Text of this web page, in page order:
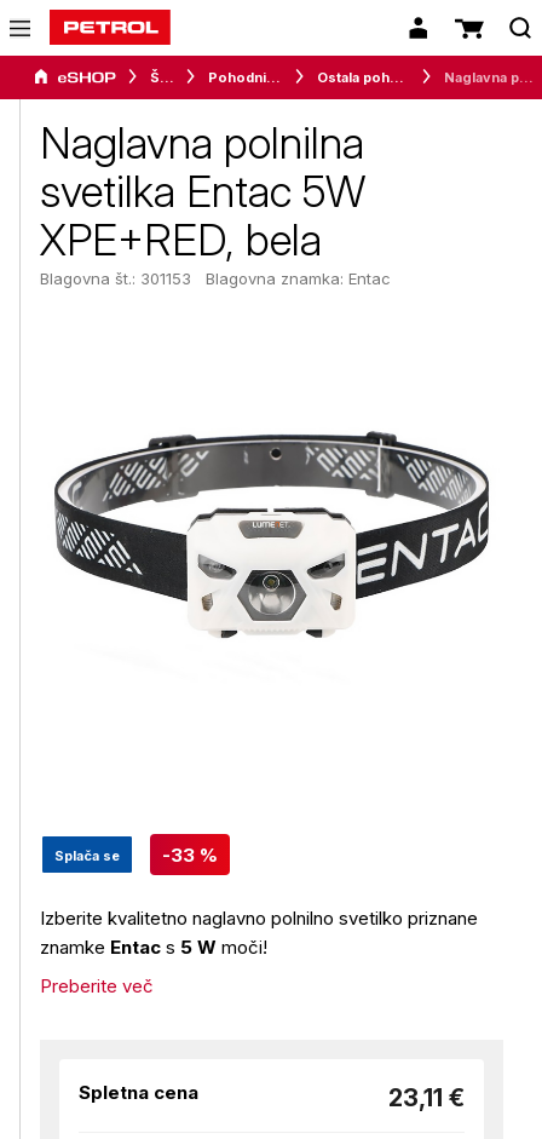
Šport Pohodništvo Ostala pohodniška oprema
Naglavna polnilna
svetilka Entac 5W
XPE+RED, bela
Blagovna št.: 301153 Blagovna znamka: Entac
Splača se -33 %
Izberite kvalitetno naglavno polnilno svetilko priznane
znamke Entac s 5 W moči!
Preberite več
Spletna cena 23,11 €